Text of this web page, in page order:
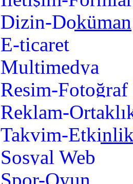
Dizin-Doküman
E-ticaret
Multimedya
Resim-Fotoğraf
Reklam-
Takvim-
Sosyal Web